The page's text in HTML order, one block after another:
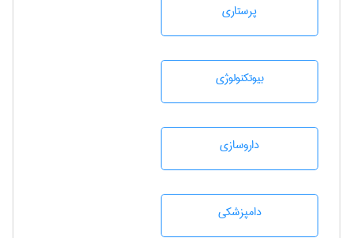
پرستاری
بيوتكنولوژی
داروسازی
دامپزشكی